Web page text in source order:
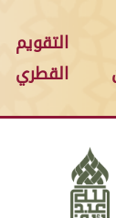
التقويم
القطري